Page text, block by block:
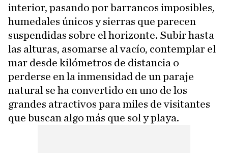
interior, pasando por barrancos imposibles,
humedales únicos y sierras que parecen
suspendidas sobre el horizonte. Subir hasta
las alturas, asomarse al vacío, contemplar el
mar desde kilómetros de distancia o
perderse en la inmensidad de un paraje
natural se ha convertido en uno de los
grandes atractivos para miles de visitantes
que buscan algo más que sol y playa.